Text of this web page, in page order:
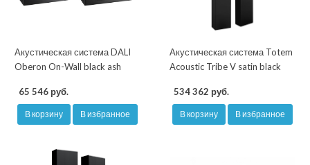
Акустическая система DALI
Oberon On-Wall black ash
65 546 руб.
В корзину В избранное
Акустическая система Totem
Acoustic Tribe V satin black
534 362 руб.
В корзину В избранное